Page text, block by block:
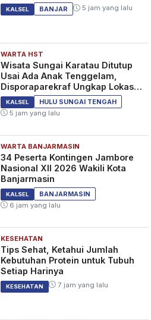
KALSEL BANJAR 5 jam yang lalu
WARTA HST
Wisata Sungai Karatau Ditutup
Usai Ada Anak Tenggelam,
Disporaparekraf Ungkap Lokasi
Belum Berizin
KALSEL
HULU SUNGAI TENGAH
5 jam yang lalu
WARTA BANJARMASIN
34 Peserta Kontingen Jambore
Nasional XII 2026 Wakili Kota
Banjarmasin
KALSEL
BANJARMASIN
6 jam yang lalu
KESEHATAN
Tips Sehat, Ketahui Jumlah
Kebutuhan Protein untuk Tubuh
Setiap Harinya
KESEHATAN 7 jam yang lalu